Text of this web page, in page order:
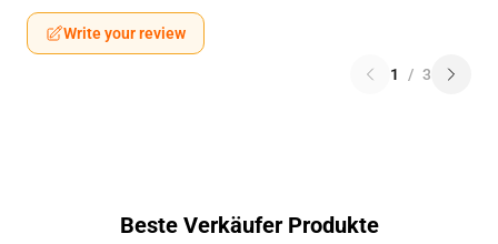
Write your review
1 / 3
Beste Verkäufer Produkte